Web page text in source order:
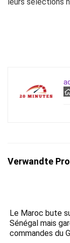
Verwandte
Le Maroc bute
Sénégal mais
commandes du